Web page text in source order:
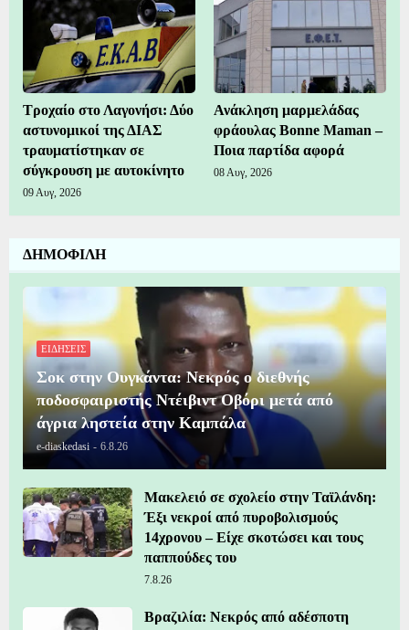
Τροχαίο στο Λαγονήσι: Δύο
αστυνομικοί της ΔΙΑΣ
τραυματίστηκαν σε
σύγκρουση με αυτοκίνητο
09 Αυγ, 2026
Ανάκληση μαρμελάδας
φράουλας Bonne Maman –
Ποια παρτίδα αφορά
08 Αυγ, 2026
ΔΗΜΟΦΙΛΗ
ΕΙΔΗΣΕΙΣ
Σοκ στην Ουγκάντα: Νεκρός ο διεθνής
ποδοσφαιριστής Ντέιβιντ Οβόρι μετά από
άγρια ληστεία στην Καμπάλα
e-diaskedasi - 6.8.26
Μακελειό σε σχολείο στην Ταϊλάνδη:
Έξι νεκροί από πυροβολισμούς
14χρονου – Είχε σκοτώσει και τους
παππούδες του
7.8.26
Βραζιλία: Νεκρός από αδέσποτη